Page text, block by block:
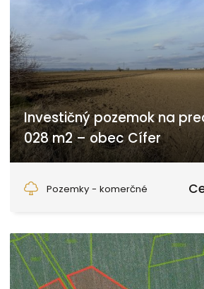
Investičný pozemok na
028 m2 – obec Cífer
Pozemky - komerčné